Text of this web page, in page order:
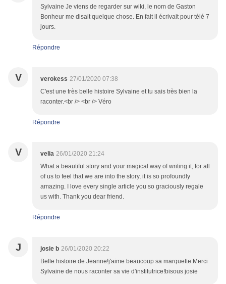
Sylvaine Je viens de regarder sur wiki, le nom de Gaston
Bonheur me disait quelque chose. En fait il écrivait pour télé 7
jours.
Répondre
V verokess 27/01/2020 07:38
C'est une très belle histoire Sylvaine et tu sais très bien la
raconter.<br /> <br /> Véro
Répondre
V velia 26/01/2020 21:24
What a beautiful story and your magical way of writing it, for all
of us to feel that we are into the story, it is so profoundly
amazing. I love every single article you so graciously regale
us with. Thank you dear friend.
Répondre
J josie b 26/01/2020 20:22
Belle histoire de Jeanne!j'aime beaucoup sa marquette.Merci
Sylvaine de nous raconter sa vie d'institutrice!bisous josie